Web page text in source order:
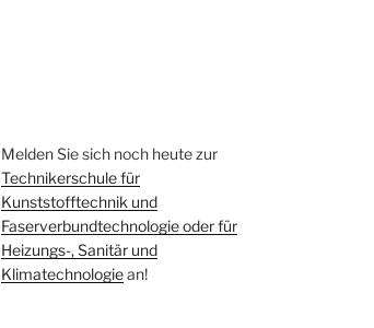
Melden Sie sich noch heute zur
Technikerschule für
Kunststofftechnik und
Faserverbundtechnologie oder für
Heizungs-, Sanitär und
Klimatechnologiean!